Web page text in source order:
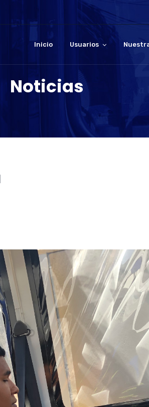
Inicio Usuarios
Noticias